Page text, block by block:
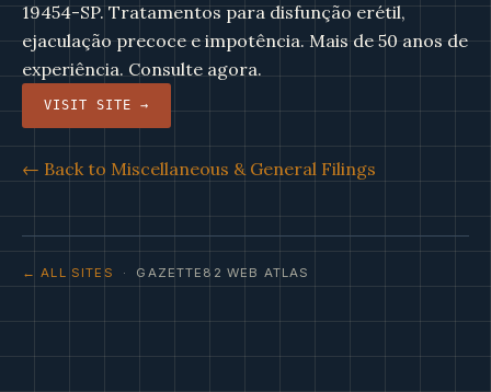
19454-SP. Tratamentos para disfunção erétil,
ejaculação precoce e impotência. Mais de 50 anos de
experiência. Consulte agora.
VISIT SITE →
← Back to Miscellaneous & General Filings
← ALL SITES · GAZETTE82 WEB ATLAS